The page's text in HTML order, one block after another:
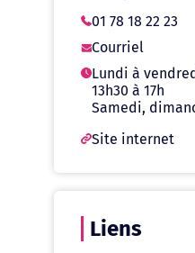
01 78 18 22 23
Courriel
Lundi à
13h30 à 17h
Samedi,
Site internet
Liens